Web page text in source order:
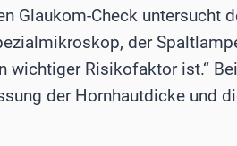
Glaukom-Check untersucht
der
wichtiger Risikofaktor ist.“
der Hornhautdicke und